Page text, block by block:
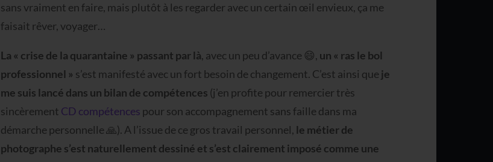
sans vraiment en faire, mais plutôt à les regarder avec un certain œil envieux, ça me
faisait rêver, voyager…
La « crise de la quarantaine » passant par là, avec un peu d’avance 😄, un « ras le bol
professionnel » s’est manifesté avec un fort besoin de changement. C’est ainsi que je
me suis lancé dans un bilan de compétences (j’en profite pour remercier très
sincèrement CD compétences pour son accompagnement sans faille dans ma
démarche personnelle 🙏). A l’issue de ce gros travail personnel, le métier de
photographe s’est naturellement dessiné et s’est clairement imposé comme une